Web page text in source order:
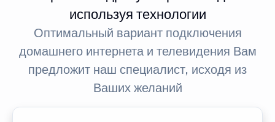
используя технологии
Оптимальный вариант подключения
домашнего интернета и телевидения Вам
предложит наш специалист, исходя из
Ваших желаний